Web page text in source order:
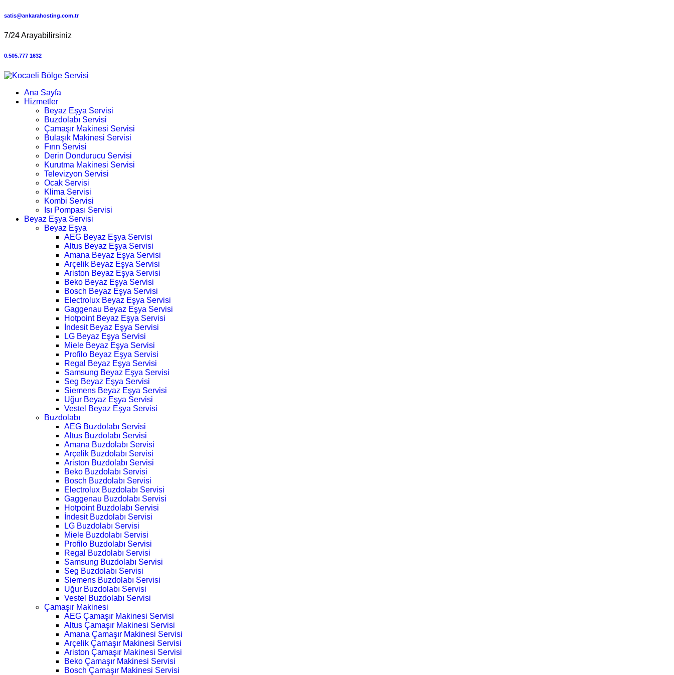
satis@ankarahosting.com.tr
7/24 Arayabilirsiniz
0.505.777 1632
Ana Sayfa
Hizmetler
Beyaz Eşya Servisi
Buzdolabı Servisi
Çamaşır Makinesi Servisi
Bulaşık Makinesi Servisi
Fırın Servisi
Derin Dondurucu Servisi
Kurutma Makinesi Servisi
Televizyon Servisi
Ocak Servisi
Klima Servisi
Kombi Servisi
Isı Pompası Servisi
Beyaz Eşya Servisi
Beyaz Eşya
AEG Beyaz Eşya Servisi
Altus Beyaz Eşya Servisi
Amana Beyaz Eşya Servisi
Arçelik Beyaz Eşya Servisi
Ariston Beyaz Eşya Servisi
Beko Beyaz Eşya Servisi
Bosch Beyaz Eşya Servisi
Electrolux Beyaz Eşya Servisi
Gaggenau Beyaz Eşya Servisi
Hotpoint Beyaz Eşya Servisi
İndesit Beyaz Eşya Servisi
LG Beyaz Eşya Servisi
Miele Beyaz Eşya Servisi
Profilo Beyaz Eşya Servisi
Regal Beyaz Eşya Servisi
Samsung Beyaz Eşya Servisi
Seg Beyaz Eşya Servisi
Siemens Beyaz Eşya Servisi
Uğur Beyaz Eşya Servisi
Vestel Beyaz Eşya Servisi
Buzdolabı
AEG Buzdolabı Servisi
Altus Buzdolabı Servisi
Amana Buzdolabı Servisi
Arçelik Buzdolabı Servisi
Ariston Buzdolabı Servisi
Beko Buzdolabı Servisi
Bosch Buzdolabı Servisi
Electrolux Buzdolabı Servisi
Gaggenau Buzdolabı Servisi
Hotpoint Buzdolabı Servisi
İndesit Buzdolabı Servisi
LG Buzdolabı Servisi
Miele Buzdolabı Servisi
Profilo Buzdolabı Servisi
Regal Buzdolabı Servisi
Samsung Buzdolabı Servisi
Seg Buzdolabı Servisi
Siemens Buzdolabı Servisi
Uğur Buzdolabı Servisi
Vestel Buzdolabı Servisi
Çamaşır Makinesi
AEG Çamaşır Makinesi Servisi
Altus Çamaşır Makinesi Servisi
Amana Çamaşır Makinesi Servisi
Arçelik Çamaşır Makinesi Servisi
Ariston Çamaşır Makinesi Servisi
Beko Çamaşır Makinesi Servisi
Bosch Çamaşır Makinesi Servisi